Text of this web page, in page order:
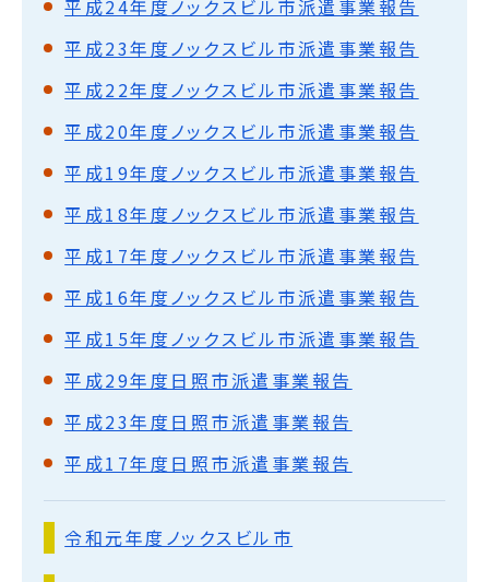
平成24年度ノックスビル市派遣事業報告
平成23年度ノックスビル市派遣事業報告
平成22年度ノックスビル市派遣事業報告
平成20年度ノックスビル市派遣事業報告
平成19年度ノックスビル市派遣事業報告
平成18年度ノックスビル市派遣事業報告
平成17年度ノックスビル市派遣事業報告
平成16年度ノックスビル市派遣事業報告
平成15年度ノックスビル市派遣事業報告
平成29年度日照市派遣事業報告
平成23年度日照市派遣事業報告
平成17年度日照市派遣事業報告
令和元年度ノックスビル市